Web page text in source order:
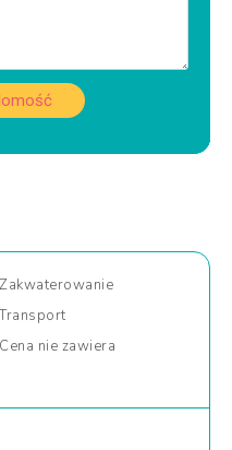
Zakwaterowanie
Transport
Cena nie zawiera